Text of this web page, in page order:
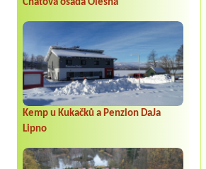
Chatová osada Olešná
Kemp u Kukačků a Penzion DaJa
Lipno